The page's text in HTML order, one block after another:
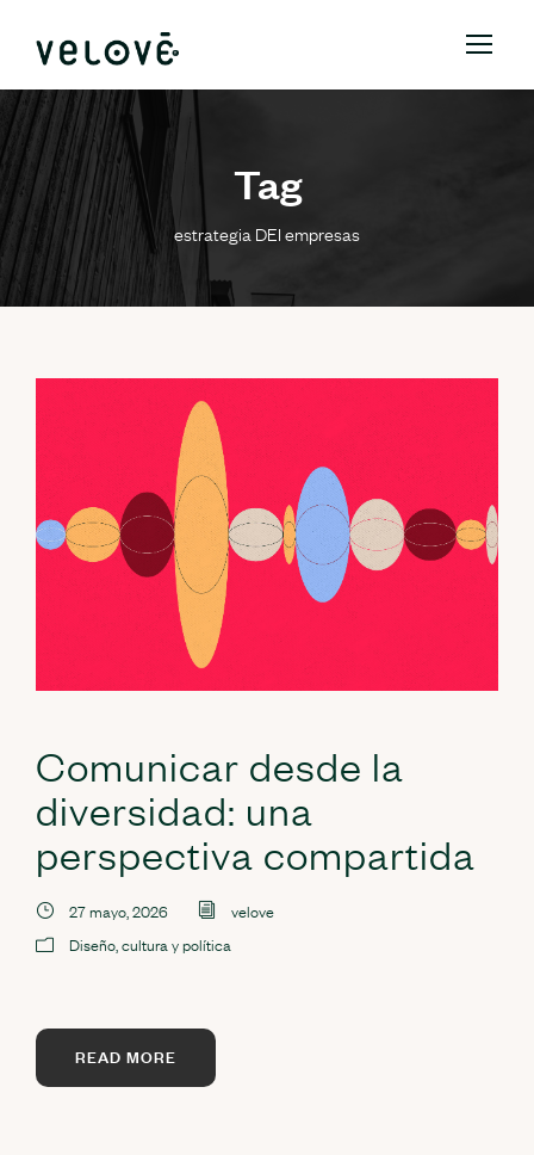
Tag
estrategia DEI empresas
Comunicar desde la
diversidad: una
perspectiva compartida
27 mayo, 2026
velove
Diseño, cultura y política
READ MORE